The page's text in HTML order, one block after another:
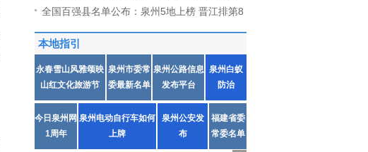
全国百强县名单公布：泉州5地上榜 晋江排第8
本地指引
永春雪山风雅颂映
山红文化旅游节
泉州市委常
委最新名单
泉州公路信息
发布平台
泉州白蚁
防治
今日泉州网
1周年
泉州电动自行车如何
上牌
泉州公安发
布
福建省委
常委名单